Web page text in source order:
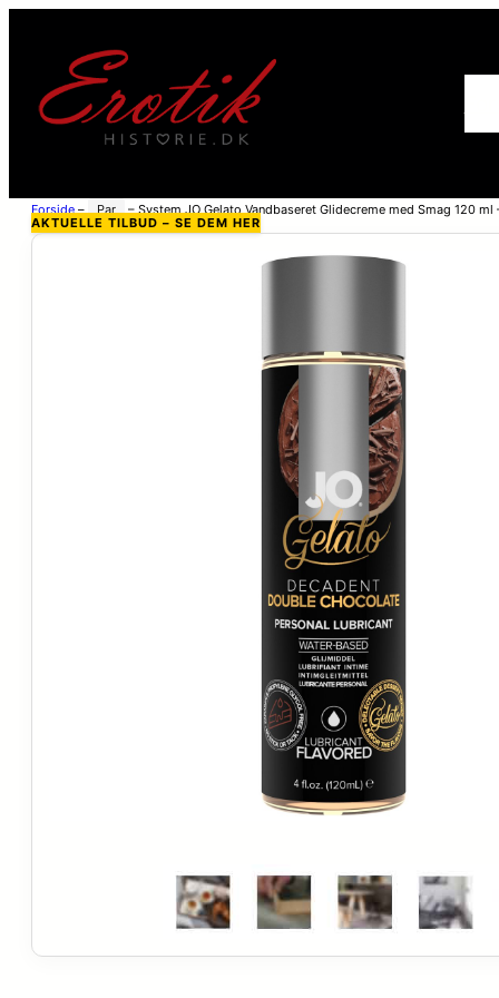
Forside– Par –System JO Gelato Vandbaseret Glidecreme med Smag 120 ml
AKTUELLE TILBUD – SE DEM HER